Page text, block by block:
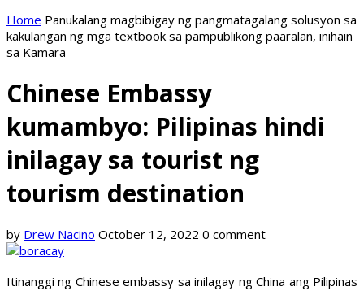
Home Panukalang magbibigay ng pangmatagalang solusyon sa
kakulangan ng mga textbook sa pampublikong paaralan, inihain
sa Kamara
Chinese Embassy
kumambyo: Pilipinas hindi
inilagay sa tourist ng
tourism destination
by Drew Nacino October 12, 2022 0 comment
Itinanggi ng Chinese embassy sa inilagay ng China ang Pilipinas